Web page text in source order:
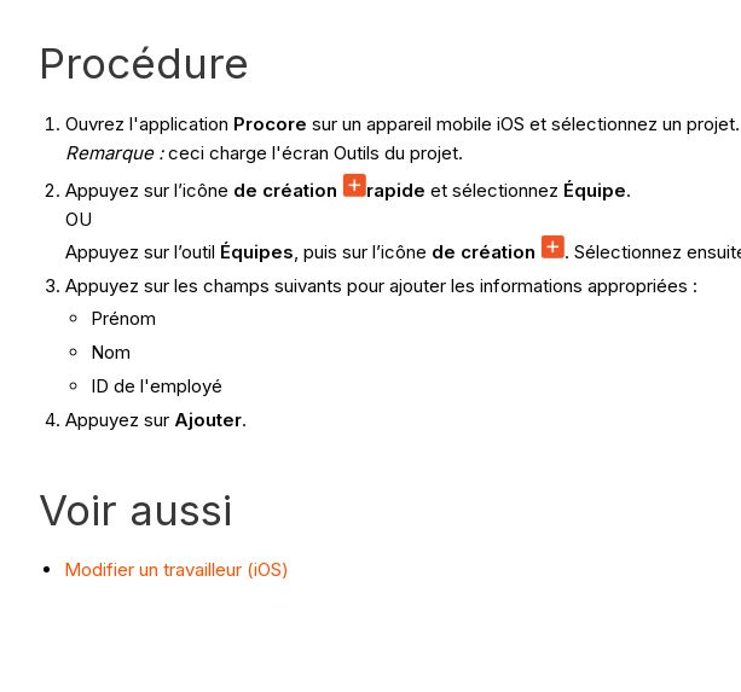
Procédure
Ouvrez l'application Procore sur un appareil mobile iOS et sélectionnez un projet.
Remarque :ceci charge l'écran Outils du projet.
Appuyez sur l’icône de création rapide et sélectionnez Équipe.
OU
Appuyez sur l’outil Équipes, puis sur l’icône de création . Sélectionnez
Appuyez sur les champs suivants pour ajouter les informations appropriées :
Prénom
Nom
ID de l'employé
Appuyez sur Ajouter.
Voir aussi
Modifier un travailleur (iOS)